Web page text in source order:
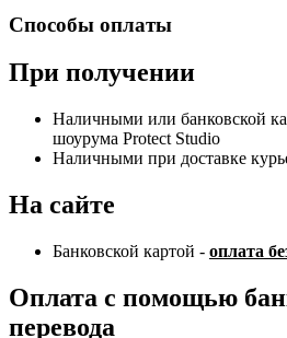
Способы оплаты
При получении
Наличными или банковской
шоурума Protect Studio
Наличными при доставке
На сайте
Банковской картой - оплата
Оплата с помощью
перевода